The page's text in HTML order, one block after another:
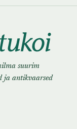
suurim
ja antikvaarsed